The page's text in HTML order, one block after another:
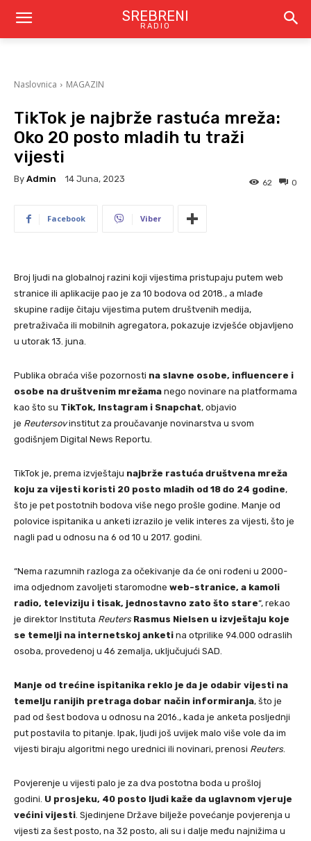
SREBRENI
RADIO
Naslovnica MAGAZIN
TikTok je najbrže rastuća mreža:
Oko 20 posto mladih tu traži
vijesti
By Admin 14 Juna, 2023 0
62
Facebook Viber
Broj ljudi na globalnoj razini koji vijestima pristupaju putem web
stranice ili aplikacije pao je za 10 bodova od 2018., a mlađe
skupine radije čitaju vijestima putem društvenih medija,
pretraživača ili mobilnih agregatora, pokazuje izvješće objavljeno
u utorak 13. juna.
Publika obraća više pozornosti na slavne osobe, influencere i
osobe na društvenim mrežama nego novinare na platformama
kao što su TikTok, Instagram i Snapchat, objavio
je Reutersovinstitut za proučavanje novinarstva u svom
godišnjem Digital News Reportu.
TikTok je, prema izvještaju najbrže rastuća društvena mreža
koju za vijesti koristi 20 posto mladih od 18 do 24 godine,
što je pet postotnih bodova više nego prošle godine. Manje od
polovice ispitanika u anketi izrazilo je velik interes za vijesti, što je
nagli pad u odnosu na 6 od 10 u 2017. godini.
“Nema razumnih razloga za očekivanje da će oni rođeni u 2000-
ima odjednom zavoljeti staromodne web-stranice, a kamoli
radio, televiziju i tisak, jednostavno zato što stare“, rekao
je direktor Instituta Reuters Rasmus Nielsen u izvještaju koje
se temelji na internetskoj anketi na otprilike 94.000 odraslih
osoba, provedenoj u 46 zemalja, uključujući SAD.
Manje od trećine ispitanika reklo je da je odabir vijesti na
temelju ranijih pretraga dobar način informiranja, što je
pad od šest bodova u odnosu na 2016., kada je anketa posljednji
put postavila to pitanje. Ipak, ljudi još uvijek malo više vole da im
vijesti biraju algoritmi nego urednici ili novinari, prenosi Reuters.
Povjerenje u vijesti palo je za dva postotna boda u prošloj
godini. U prosjeku, 40 posto ljudi kaže da uglavnom vjeruje
većini vijesti. Sjedinjene Države bilježe povećanje povjerenja u
vijesti za šest posto, na 32 posto, ali su i dalje među najnižima u